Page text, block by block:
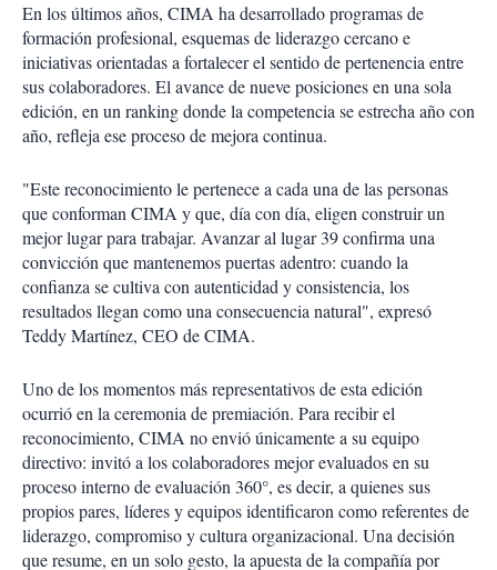
En los últimos años, CIMA ha desarrollado programas de
formación profesional, esquemas de liderazgo cercano e
iniciativas orientadas a fortalecer el sentido de pertenencia entre
sus colaboradores. El avance de nueve posiciones en una sola
edición, en un ranking donde la competencia se estrecha año con
año, refleja ese proceso de mejora continua.
"Este reconocimiento le pertenece a cada una de las personas
que conforman CIMA y que, día con día, eligen construir un
mejor lugar para trabajar. Avanzar al lugar 39 confirma una
convicción que mantenemos puertas adentro: cuando la
confianza se cultiva con autenticidad y consistencia, los
resultados llegan como una consecuencia natural", expresó
Teddy Martínez, CEO de CIMA.
Uno de los momentos más representativos de esta edición
ocurrió en la ceremonia de premiación. Para recibir el
reconocimiento, CIMA no envió únicamente a su equipo
directivo: invitó a los colaboradores mejor evaluados en su
proceso interno de evaluación 360°, es decir, a quienes sus
propios pares, líderes y equipos identificaron como referentes de
liderazgo, compromiso y cultura organizacional. Una decisión
que resume, en un solo gesto, la apuesta de la compañía por